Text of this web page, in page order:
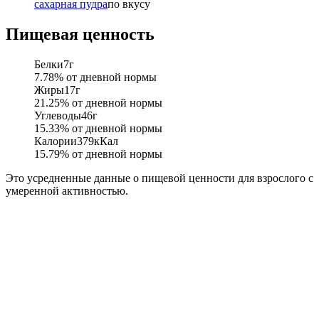
сахарная пудрапо вкусу
Пищевая ценность
Белки7г
7.78% от дневной нормы
Жиры17г
21.25% от дневной нормы
Углеводы46г
15.33% от дневной нормы
Калории379кКал
15.79% от дневной нормы
Это усредненные данные о пищевой ценности для взрослого с
умеренной активностью.